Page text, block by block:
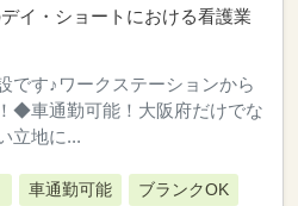
イ・ショートにおける看護業
す♪ワークステーションから
◆車通勤可能！大阪府だけでな
立地に...
車通勤可能 ブランクOK